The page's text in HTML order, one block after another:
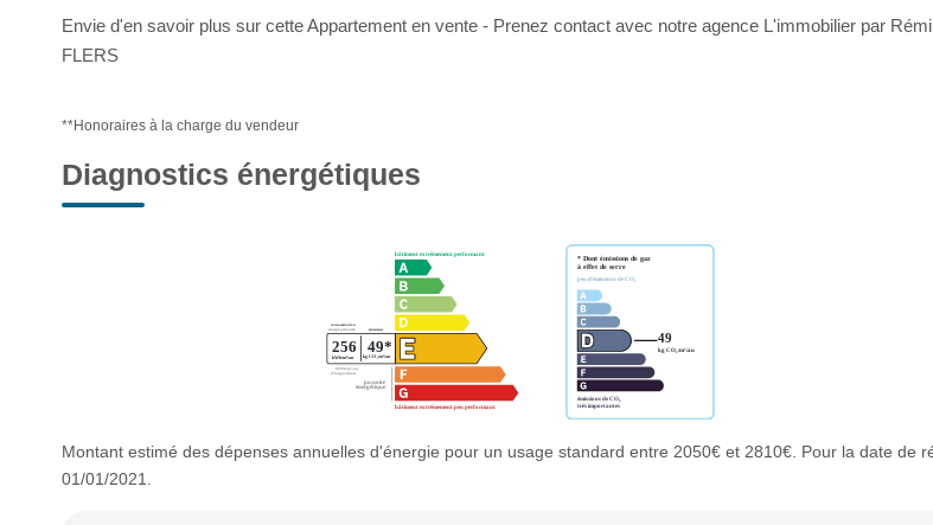
Envie d'en savoir plus sur cette Appartement en vente - Prenez contact avec notre agence L'immobilier par
FLERS
**Honoraires à la charge du vendeur
Diagnostics énergétiques
Montant estimé des dépenses annuelles d'énergie pour un usage standard entre 2050€ et 2810€. Pour la date de
01/01/2021.